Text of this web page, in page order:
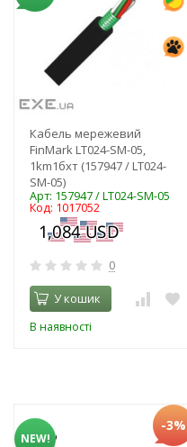
Кабель мережевий
FinMark LT024-SM-05,
1km1бхт (157947 / LT024-
SM-05)
Арт: 157947 / LT024-SM-05
Код: 1017052
0
У кошик
В наявності
NEW!
-3%